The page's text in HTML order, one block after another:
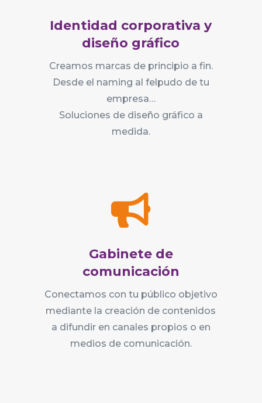
Identidad corporativa y
diseño gráfico
Creamos marcas de principio a fin.
Desde el naming al felpudo de tu
empresa…
Soluciones de diseño gráfico a
medida.

Gabinete de
comunicación
Conectamos con tu público objetivo
mediante la creación de contenidos
a difundir en canales propios o en
medios de comunicación.